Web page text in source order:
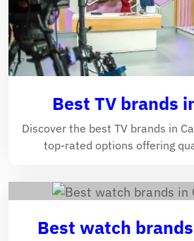
Best TV brands
Discover the best TV brands in
top-rated options offering
Best watch